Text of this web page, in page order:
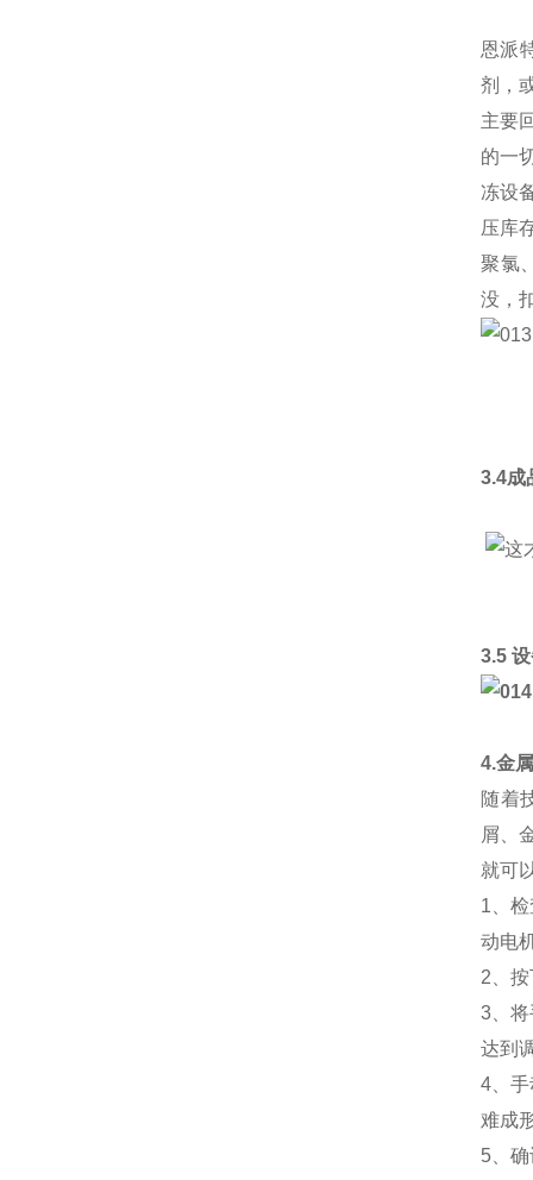
恩派
剂，
主要
的一
冻设
压库
聚氯
没，
3.4成
3.5
4.金
随着
屑、
就可
1、
动电
2、
3、
达到
4、
难成
5、